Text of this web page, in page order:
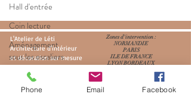
Hall d'entrée
Coin lecture
Aménagement
sous les escaliers
Coin repas
Zones d'intervention :
NORMANDIE
PARIS
ILE DE FRANCE
LYON BORDEAUX
L'Atelier de Léti
Architecture d'intérieur
et décoration sur mesure
Conseil & Coaching
Phone Email Facebook